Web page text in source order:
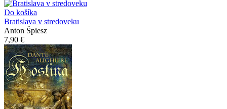
Do košíka
Bratislava v stredoveku
Anton Špiesz
7,90 €